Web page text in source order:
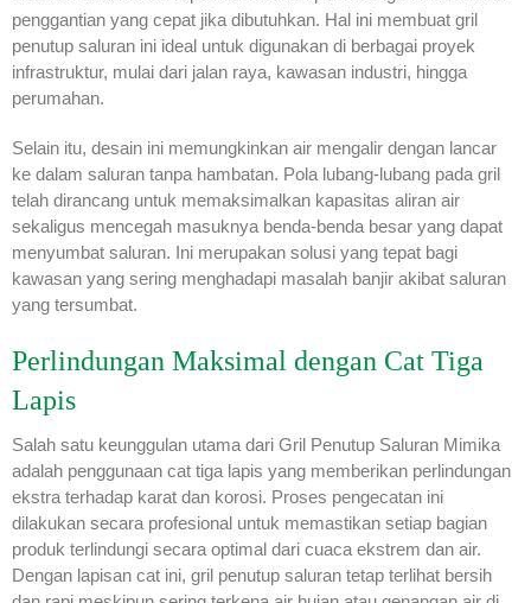
penggantian yang cepat jika dibutuhkan. Hal ini membuat gril
penutup saluran ini ideal untuk digunakan di berbagai proyek
infrastruktur, mulai dari jalan raya, kawasan industri, hingga
perumahan.
Selain itu, desain ini memungkinkan air mengalir dengan lancar
ke dalam saluran tanpa hambatan. Pola lubang-lubang pada gril
telah dirancang untuk memaksimalkan kapasitas aliran air
sekaligus mencegah masuknya benda-benda besar yang dapat
menyumbat saluran. Ini merupakan solusi yang tepat bagi
kawasan yang sering menghadapi masalah banjir akibat saluran
yang tersumbat.
Perlindungan Maksimal dengan Cat Tiga
Lapis
Salah satu keunggulan utama dari Gril Penutup Saluran Mimika
adalah penggunaan cat tiga lapis yang memberikan perlindungan
ekstra terhadap karat dan korosi. Proses pengecatan ini
dilakukan secara profesional untuk memastikan setiap bagian
produk terlindungi secara optimal dari cuaca ekstrem dan air.
Dengan lapisan cat ini, gril penutup saluran tetap terlihat bersih